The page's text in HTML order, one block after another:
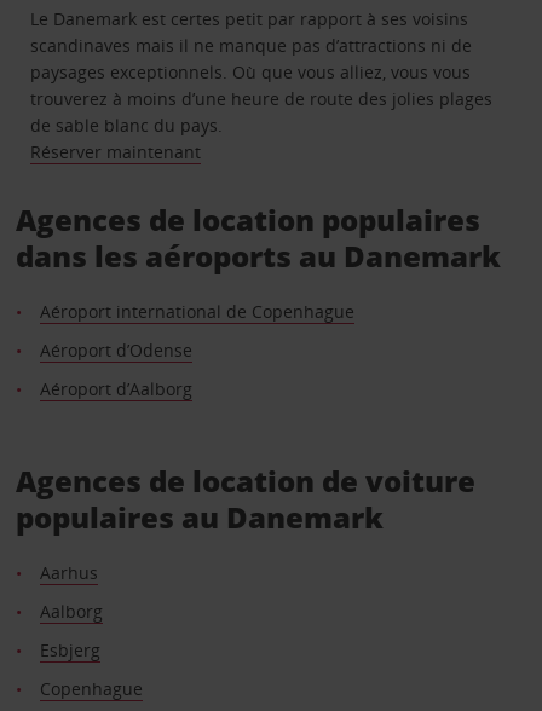
Le Danemark est certes petit par rapport à ses voisins
scandinaves mais il ne manque pas d’attractions ni de
paysages exceptionnels. Où que vous alliez, vous vous
trouverez à moins d’une heure de route des jolies plages
de sable blanc du pays.
Réserver maintenant
Agences de location populaires
dans les aéroports au Danemark
Aéroport international de Copenhague
Aéroport d’Odense
Aéroport d’Aalborg
Agences de location de voiture
populaires au Danemark
Aarhus
Aalborg
Esbjerg
Copenhague